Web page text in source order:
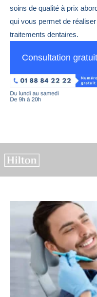
soins de qualité à prix
qui vous permet de réaliser
traitements dentaires.
Consultation